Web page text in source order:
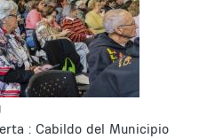
: Cabildo del Municipio